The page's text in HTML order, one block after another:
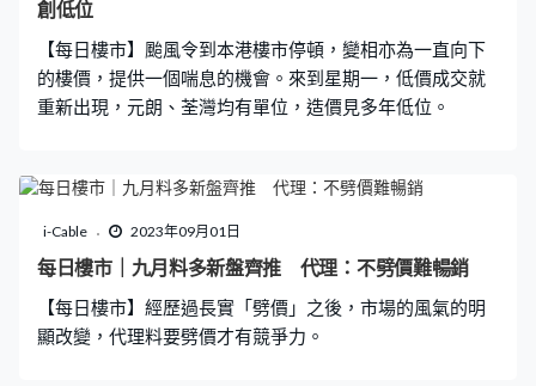
創低位
【每日樓市】颱風令到本港樓市停頓，變相亦為一直向下
的樓價，提供一個喘息的機會。來到星期一，低價成交就
重新出現，元朗、荃灣均有單位，造價見多年低位。
i-Cable 2023年09月01日
每日樓市｜九月料多新盤齊推 代理：不劈價難暢銷
【每日樓市】經歷過長實「劈價」之後，市場的風氣的明
顯改變，代理料要劈價才有競爭力。